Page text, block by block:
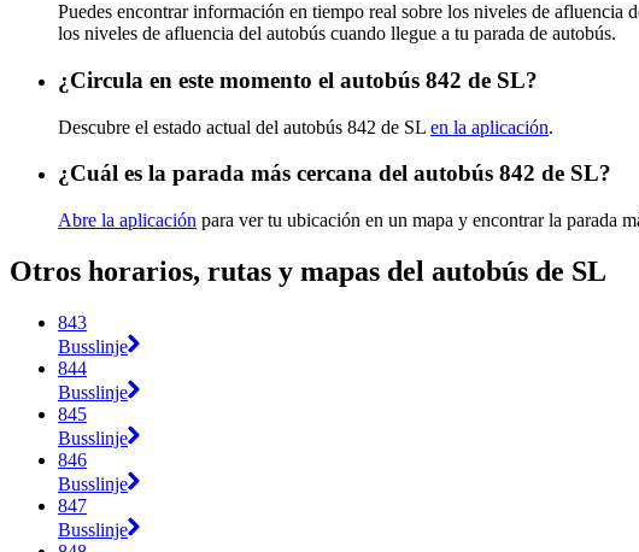
Puedes encontrar información en tiempo real sobre los niveles de afluencia
los niveles de afluencia del autobús cuando llegue a tu parada de autobús.
¿Circula en este momento el autobús 842 de SL?
Descubre el estado actual del autobús 842 de SL en la aplicación.
¿Cuál es la parada más cercana del autobús 842 de SL?
Abre la aplicación para ver tu ubicación en un mapa y encontrar la parada
Otros horarios, rutas y mapas del autobús de SL
843
Busslinje
844
Busslinje
845
Busslinje
846
Busslinje
847
Busslinje